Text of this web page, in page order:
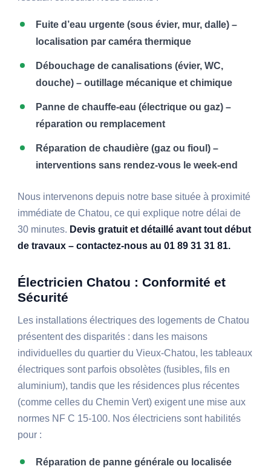
Fuite d’eau urgente (sous évier, mur, dalle) –
localisation par caméra thermique
Débouchage de canalisations (évier, WC,
douche) – outillage mécanique et chimique
Panne de chauffe-eau (électrique ou gaz) –
réparation ou remplacement
Réparation de chaudière (gaz ou fioul) –
interventions sans rendez-vous le week-end
Nous intervenons depuis notre base située à proximité
immédiate de Chatou, ce qui explique notre délai de
30 minutes. Devis gratuit et détaillé avant tout début
de travaux – contactez-nous au 01 89 31 31 81.
Électricien Chatou : Conformité et
Sécurité
Les installations électriques des logements de Chatou
présentent des disparités : dans les maisons
individuelles du quartier du Vieux-Chatou, les tableaux
électriques sont parfois obsolètes (fusibles, fils en
aluminium), tandis que les résidences plus récentes
(comme celles du Chemin Vert) exigent une mise aux
normes NF C 15-100. Nos électriciens sont habilités
pour :
Réparation de panne générale ou localisée